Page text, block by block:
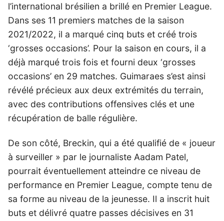
l’international brésilien a brillé en Premier League.
Dans ses 11 premiers matches de la saison
2021/2022, il a marqué cinq buts et créé trois
‘grosses occasions’. Pour la saison en cours, il a
déjà marqué trois fois et fourni deux ‘grosses
occasions’ en 29 matches. Guimaraes s’est ainsi
révélé précieux aux deux extrémités du terrain,
avec des contributions offensives clés et une
récupération de balle régulière.
De son côté, Breckin, qui a été qualifié de « joueur
à surveiller » par le journaliste Aadam Patel,
pourrait éventuellement atteindre ce niveau de
performance en Premier League, compte tenu de
sa forme au niveau de la jeunesse. Il a inscrit huit
buts et délivré quatre passes décisives en 31